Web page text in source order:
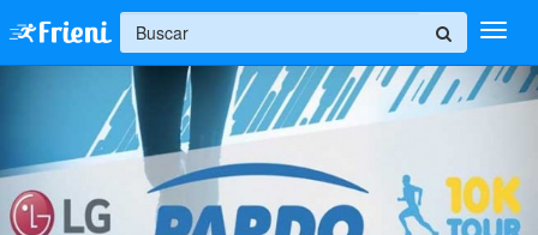
Ingresar
Inicio
Ayuda
+